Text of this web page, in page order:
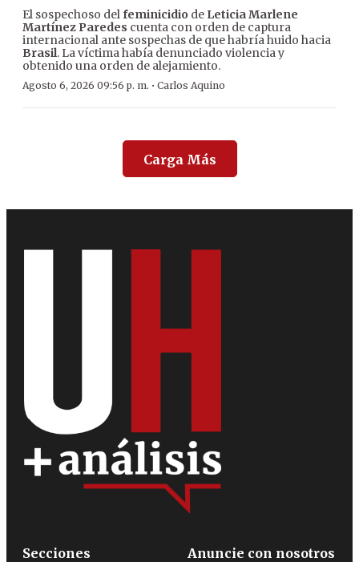
El sospechoso delfeminicidio de Leticia Marlene
Martínez Paredes cuenta con orden de captura
internacional ante sospechas de que habría huido hacia
Brasil. La víctima había denunciado violencia y
obtenido una orden de alejamiento.
Agosto 6, 2026 09:56 p. m. · Carlos Aquino
Carga Más
Secciones
Anuncie con nosotros